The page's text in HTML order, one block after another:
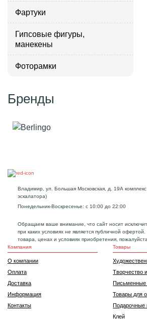
Фартуки
Гипсовые фигуры,
манекены
Фоторамки
Бренды
Владимир, ул. Большая Московская, д. 19А
эскалатора)
Понедельник-Воскресенье: с 10:00 до 22:00
Обращаем ваше внимание, что сайт носит
при каких условиях не является публичной
товара, ценах и условиях приобретения,
Компания
О компании
Оплата
Доставка
Информация
Контакты
Товары
Творчество
Письменные
Товары для
Подарочные
Клей